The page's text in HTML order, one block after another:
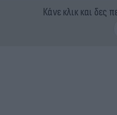
Κάνε κλικ και δες